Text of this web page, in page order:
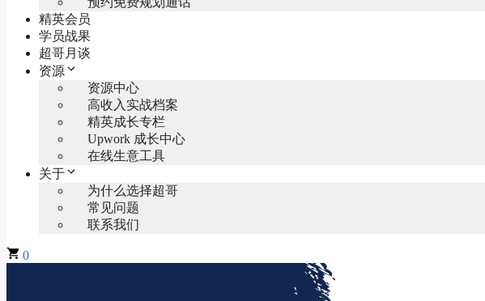
精英会员
学员战果
超哥月谈
资源
资源中心
高收入实战档案
精英成长专栏
Upwork 成长中心
在线生意工具
关于
为什么选择超哥
常见问题
联系我们
0